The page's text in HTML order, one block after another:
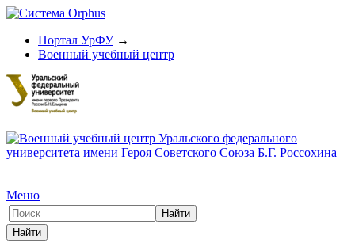
Портал УрФУ→
Военный учебный центр
Меню